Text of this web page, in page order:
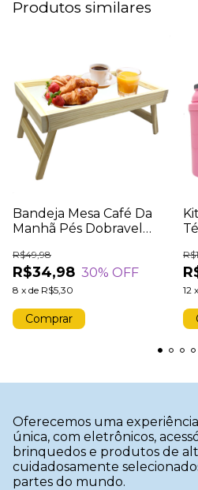
Produtos similares
Bandeja Mesa Café Da
Manhã Pés Dobravel
40x25cm
R$34,98
R$49,98
30% OFF
8 x de R$5,30 12 x
Oferecemos uma
única, com eletrônicos,
brinquedos e produtos de
cuidadosamente
partes do mundo.